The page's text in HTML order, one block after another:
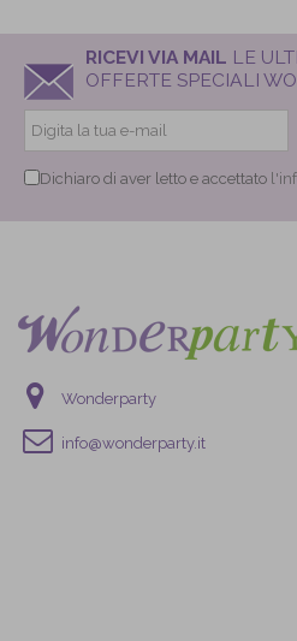
RICEVI VIA MAIL LE
OFFERTE SPECIALI
Dichiaro di aver letto e accettato
Wonderparty
info@wonderparty.it